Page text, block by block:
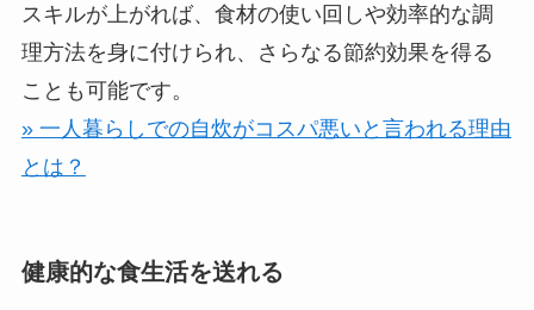
スキルが上がれば、食材の使い回しや効率的な調
理方法を身に付けられ、さらなる節約効果を得る
ことも可能です。
» 一人暮らしでの自炊がコスパ悪いと言われる理由
とは？
健康的な食生活を送れる